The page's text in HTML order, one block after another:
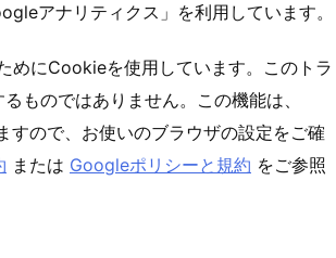
アナリティクス」を利用しています。
めにCookieを使用しています。このトラ
ものではありません。この機能は、
ので、お使いのブラウザの設定をご確
または Googleポリシーと規約 をご参照